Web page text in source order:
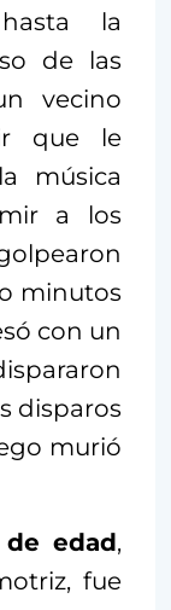
la
de las
vecino
que le
música
a los
minutos
con un
disparos
murió
edad,
fue